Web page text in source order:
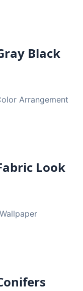
Black
Arrangement
Look